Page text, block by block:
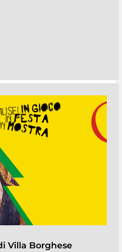
Villa Borghese